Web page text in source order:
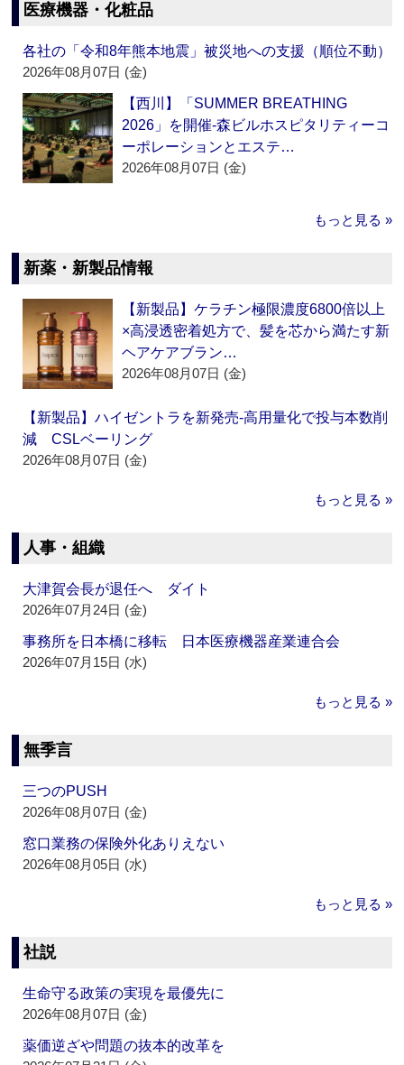
医療機器・化粧品
各社の「令和8年熊本地震」被災地への支援（順位不動）
2026年08月07日 (金)
【西川】「SUMMER BREATHING
2026」を開催‐森ビルホスピタリティーコ
ーポレーションとエステ…
2026年08月07日 (金)
もっと見る »
新薬・新製品情報
【新製品】ケラチン極限濃度6800倍以上
×高浸透密着処方で、髪を芯から満たす新
ヘアケアブラン…
2026年08月07日 (金)
【新製品】ハイゼントラを新発売‐高用量化で投与本数削
減 CSLベーリング
2026年08月07日 (金)
もっと見る »
人事・組織
大津賀会長が退任へ ダイト
2026年07月24日 (金)
事務所を日本橋に移転 日本医療機器産業連合会
2026年07月15日 (水)
もっと見る »
無季言
三つのPUSH
2026年08月07日 (金)
窓口業務の保険外化ありえない
2026年08月05日 (水)
もっと見る »
社説
生命守る政策の実現を最優先に
2026年08月07日 (金)
薬価逆ざや問題の抜本的改革を